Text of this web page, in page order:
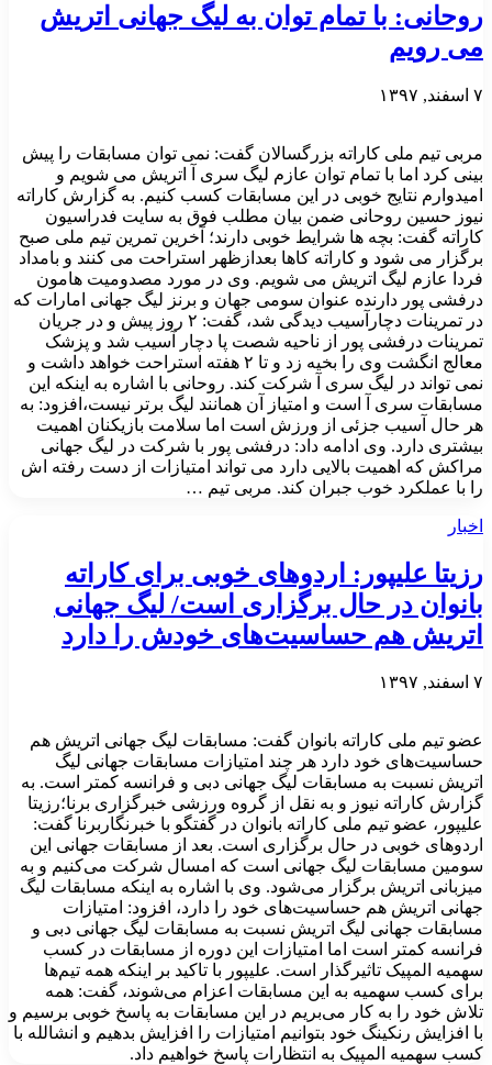
روحانی: با تمام توان به لیگ جهانی اتریش
می رویم
۷ اسفند, ۱۳۹۷
مربی تیم ملی کاراته بزرگسالان گفت: نمی توان مسابقات را پیش
بینی کرد اما با تمام توان عازم لیگ سری آ اتریش می شویم و
امیدوارم نتایج خوبی در این مسابقات کسب کنیم. به گزارش کاراته
نیوز حسین روحانی ضمن بیان مطلب فوق به سایت فدراسیون
کاراته گفت: بچه ها شرایط خوبی دارند؛ آخرین تمرین تیم ملی صبح
برگزار می شود و کاراته کاها بعدازظهر استراحت می کنند و بامداد
فردا عازم لیگ اتریش می شویم. وی در مورد مصدومیت هامون
درفشی پور دارنده عنوان سومی جهان و برنز لیگ جهانی امارات که
در تمرینات دچارآسیب دیدگی شد، گفت: ۲ روز پیش و در جریان
تمرینات درفشی پور از ناحیه شصت پا دچار آسیب شد و پزشک
معالج انگشت وی را بخیه زد و تا ۲ هفته استراحت خواهد داشت و
نمی تواند در لیگ سری آ شرکت کند. روحانی با اشاره به اینکه این
مسابقات سری آ است و امتیاز آن همانند لیگ برتر نیست،افزود: به
هر حال آسیب جزئی از ورزش است اما سلامت بازیکنان اهمیت
بیشتری دارد. وی ادامه داد: درفشی پور با شرکت در لیگ جهانی
مراکش که اهمیت بالایی دارد می تواند امتیازات از دست رفته اش
را با عملکرد خوب جبران کند. مربی تیم …
اخبار
رزیتا علیپور: اردوهای خوبی برای کاراته
بانوان در حال برگزاری است/ لیگ جهانی
اتریش هم حساسیت‌های خودش را دارد
۷ اسفند, ۱۳۹۷
عضو تیم ملی کاراته بانوان گفت: مسابقات لیگ جهانی اتریش هم
حساسیت‌های خود دارد هر چند امتیازات مسابقات جهانی لیگ
اتریش نسبت به مسابقات لیگ جهانی دبی و فرانسه کمتر است. به
گزارش کاراته نیوز و به نقل از گروه ورزشی خبرگزاری برنا؛رزیتا
علیپور، عضو تیم ملی کاراته بانوان در گفتگو با خبرنگاربرنا گفت:
اردوهای خوبی در حال برگزاری است. بعد از مسابقات جهانی این
سومین مسابقات لیگ جهانی است که امسال شرکت می‌کنیم و به
میزبانی اتریش برگزار می‌شود. وی با اشاره به اینکه مسابقات لیگ
جهانی اتریش هم حساسیت‌های خود را دارد، افزود: امتیازات
مسابقات جهانی لیگ اتریش نسبت به مسابقات لیگ جهانی دبی و
فرانسه کمتر است اما امتیازات این دوره از مسابقات در کسب
سهمیه المپیک تاثیرگذار است. علیپور با تاکید بر اینکه همه تیم‌ها
برای کسب سهمیه به این مسابقات اعزام می‌شوند، گفت: همه
تلاش خود را به کار می‌بریم در این مسابقات به پاسخ خوبی برسیم و
با افزایش رنکینگ خود بتوانیم امتیازات را افزایش بدهیم و انشالله با
کسب سهمیه المپیک به انتظارات پاسخ خواهیم داد.